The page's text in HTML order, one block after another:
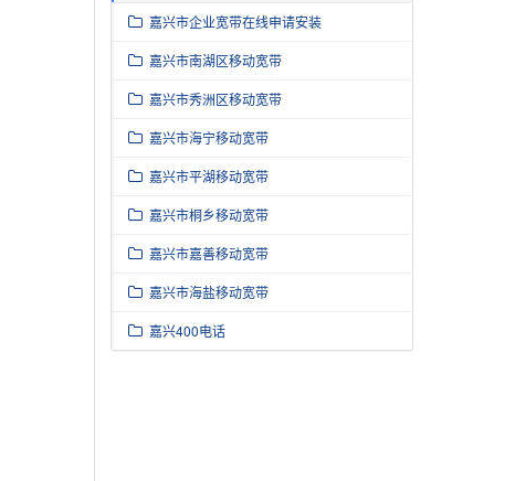
嘉兴市企业宽带在线申请安装
嘉兴市南湖区移动宽带
嘉兴市秀洲区移动宽带
嘉兴市海宁移动宽带
嘉兴市平湖移动宽带
嘉兴市桐乡移动宽带
嘉兴市嘉善移动宽带
嘉兴市海盐移动宽带
嘉兴400电话